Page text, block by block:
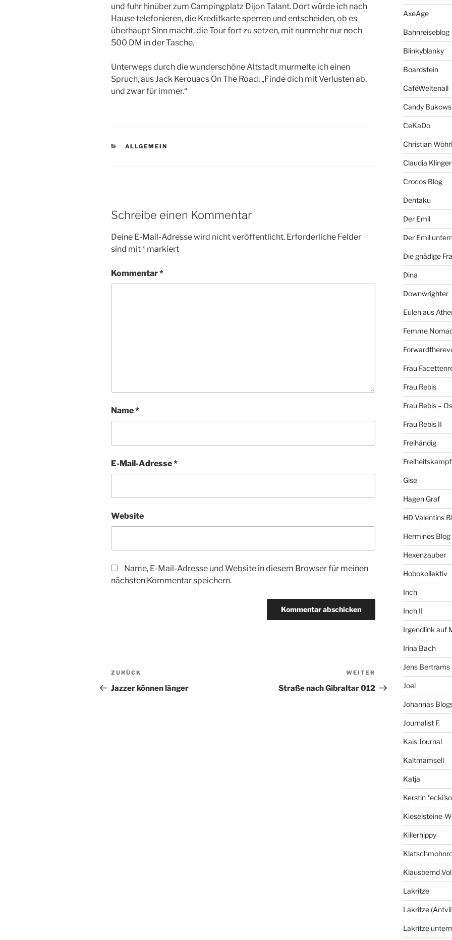
und fuhr hinüber zum Campingplatz Dijon Talant. Dort würde ich nach
Hause telefonieren, die Kreditkarte sperren und entscheiden, ob es
überhaupt Sinn macht, die Tour fort zu setzen, mit nunmehr nur noch
500 DM in der Tasche.
Unterwegs durch die wunderschöne Altstadt murmelte ich einen
Spruch, aus Jack Kerouacs On The Road: „Finde dich mit Verlusten ab,
und zwar für immer.“
KATEGORIEN
ALLGEMEIN
Schreibe einen Kommentar
Deine E-Mail-Adresse wird nicht veröffentlicht. Erforderliche Felder
sind mit* markiert
Kommentar*
Name*
E-Mail-Adresse*
Website
Name, E-Mail-Adresse und Website in diesem Browser für meinen
nächsten Kommentar speichern.
Beitragsnavigation
Vorheriger
Beitrag
ZURÜCK
Jazzer können länger
Nächster
Beitrag
WEITER
Straße nach Gibraltar 012
AxeAge
Bahnreiseblog
Blinkyblanky
Boardstein
CaféWeltenall
Candy
CeKaDo
Christian Wöhrl
Claudia Klinger
Crocos Blog
Dentaku
Der Emil
Der Emil
Die gnädige
Dina
Downwrighter
Eulen aus
Femme
Frau
Frau Rebis
Frau Rebis –
Frau Rebis II
Freihändig
Freiheitskampf
Gise
Hagen Graf
HD Valentins
Hermines Blog
Hexenzauber
Hobokollektiv
Inch
Inch II
Irgendlink auf
Irina Bach
Jens Bertrams
Joel
Johannas
Journalist F.
Kais Journal
Kaltmamsell
Katja
Kerstin
Kieselsteine-
Killerhippy
Klausbernd
Lakritze
Lakritze
Lakritze